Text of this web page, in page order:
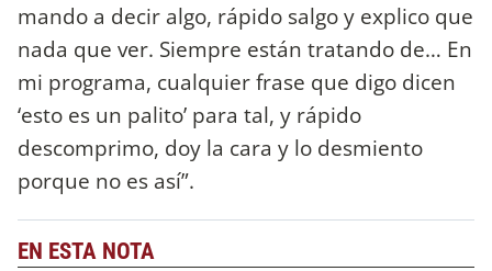
mando a decir algo, rápido salgo y explico que
nada que ver. Siempre están tratando de… En
mi programa, cualquier frase que digo dicen
‘esto es un palito’ para tal, y rápido
descomprimo, doy la cara y lo desmiento
porque no es así”.
EN ESTA NOTA